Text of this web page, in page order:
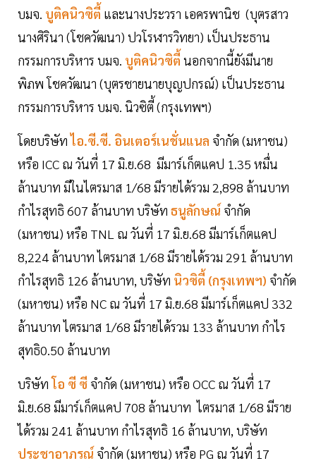
บมจ. บูติคนิวซิตี้ และนางประวรา เอครพานิช (บุตรสาว
นางศิรินา (โชควัฒนา) ปวโรฬารวิทยา) เป็นประธาน
กรรมการบริหาร บมจ. บูติคนิวซิตี้ นอกจากนี้ยังมีนาย
พิภพ โชควัฒนา (บุตรชายนายบุญปกรณ์) เป็นประธาน
กรรมการบริหาร บมจ. นิวซิตี้ (กรุงเทพฯ)
โดยบริษัทไอ.ซี.ซี. อินเตอร์เนชั่นแนล จำกัด (มหาชน)
หรือ ICC ณ วันที่ 17 มิ.ย.68 มีมาร์เก็ตแคป 1.35 หมื่น
ล้านบาท มีในไตรมาส 1/68 มีรายได้รวม 2,898 ล้านบาท
กำไรสุทธิ 607 ล้านบาท บริษัท ธนูลักษณ์ จำกัด
(มหาชน) หรือ TNL ณ วันที่ 17 มิ.ย.68 มีมาร์เก็ตแคป
8,224 ล้านบาท ไตรมาส 1/68 มีรายได้รวม 291 ล้านบาท
กำไรสุทธิ 126 ล้านบาท, บริษัท นิวซิตี้ (กรุงเทพฯ) จำกัด
(มหาชน) หรือ NC ณ วันที่ 17 มิ.ย.68 มีมาร์เก็ตแคป 332
ล้านบาท ไตรมาส 1/68 มีรายได้รวม 133 ล้านบาท กำไร
สุทธิ0.50 ล้านบาท
บริษัทโอ ซี ซี จำกัด (มหาชน) หรือ OCC ณ วันที่ 17
มิ.ย.68 มีมาร์เก็ตแคป 708 ล้านบาท ไตรมาส 1/68 มีราย
ได้รวม 241 ล้านบาท กำไรสุทธิ 16 ล้านบาท, บริษัท
ประชาอาภรณ์ จำกัด (มหาชน) หรือ PG ณ วันที่ 17